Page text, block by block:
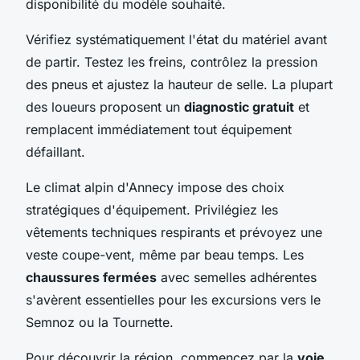
disponibilité du modèle souhaité.
Vérifiez systématiquement l'état du matériel avant
de partir. Testez les freins, contrôlez la pression
des pneus et ajustez la hauteur de selle. La plupart
des loueurs proposent un diagnostic gratuit et
remplacent immédiatement tout équipement
défaillant.
Le climat alpin d'Annecy impose des choix
stratégiques d'équipement. Privilégiez les
vêtements techniques respirants et prévoyez une
veste coupe-vent, même par beau temps. Les
chaussures fermées avec semelles adhérentes
s'avèrent essentielles pour les excursions vers le
Semnoz ou la Tournette.